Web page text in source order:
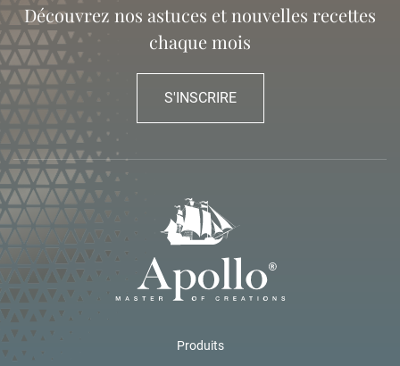
Découvrez nos astuces et nouvelles recettes
chaque mois
S'INSCRIRE
Produits